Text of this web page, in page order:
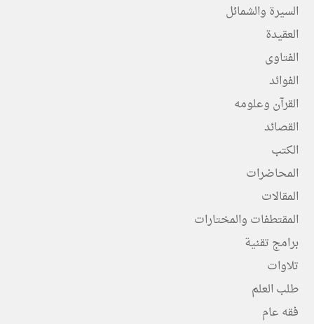
السيرة والشمائل
العقيدة
الفتاوى
الفوائد
القرآن وعلومه
القصائد
الكتب
المحاضرات
المقالات
المقتطفات والمختارات
برامج تقنية
تلاوات
طلب العلم
فقه عام